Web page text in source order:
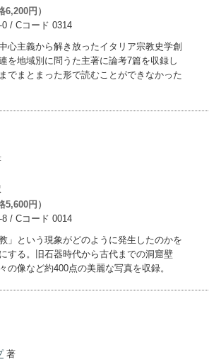
円）
0 / Cコード 0314
心主義から解き放ったイタリア宗教史学創
を地域別に問うた主著に論考7篇を収録し
でまとまった形で読むことができなかった
円）
8 / Cコード 0014
」という現象がどのように発生したのかを
する。旧石器時代から古代までの洞窟壁
の像など約400点の美麗な写真を収録。
著